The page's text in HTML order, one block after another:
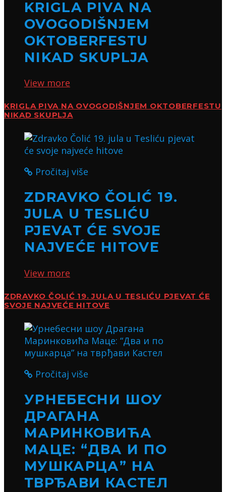
KRIGLA PIVA NA
OVOGODIŠNJEM
OKTOBERFESTU
NIKAD SKUPLJA
View more
KRIGLA PIVA NA OVOGODIŠNJEM OKTOBERFESTU
NIKAD SKUPLJA
Pročitaj više
ZDRAVKO ČOLIĆ 19.
JULA U TESLIĆU
PJEVAT ĆE SVOJE
NAJVEĆE HITOVE
View more
ZDRAVKO ČOLIĆ 19. JULA U TESLIĆU PJEVAT ĆE
SVOJE NAJVEĆE HITOVE
Pročitaj više
УРНЕБЕСНИ ШОУ
ДРАГАНА
МАРИНКОВИЋА
МАЦЕ: “ДВА И ПО
МУШКАРЦА” НА
ТВРЂАВИ КАСТЕЛ